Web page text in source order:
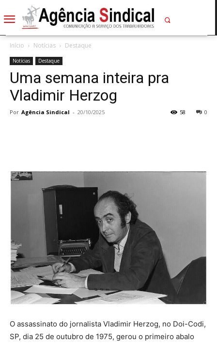
Início Notícias Destaque
Notícias Destaque
Uma semana inteira pra
Vladimir Herzog
Por Agência Sindical - 20/10/2025 0
58
O assassinato do jornalista Vladimir Herzog, no Doi-Codi,
SP, dia 25 de outubro de 1975, gerou o primeiro abalo